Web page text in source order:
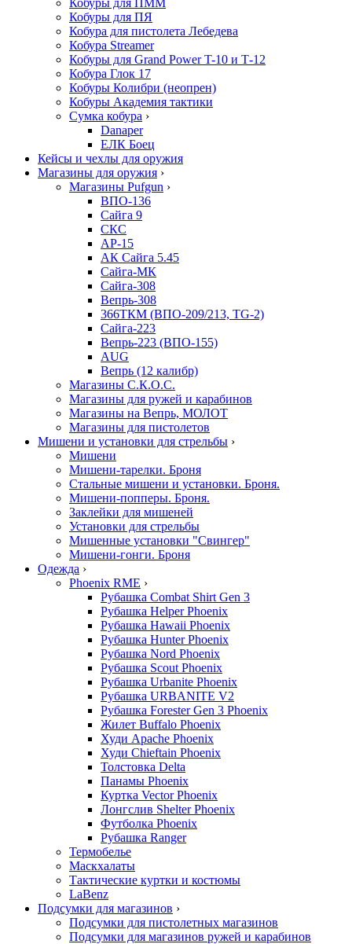
Кобуры для ПММ
Кобуры для ПЯ
Кобура для пистолета Лебедева
Кобура Streamer
Кобуры для Grand Power T-10 и Т-12
Кобура Глок 17
Кобуры Колибри (неопрен)
Кобуры Академия тактики
Сумка кобура ›
Danaper
ЕЛК Боец
Кейсы и чехлы для оружия
Магазины для оружия ›
Магазины Pufgun ›
ВПО-136
Сайга 9
СКС
АР-15
АК Сайга 5.45
Сайга-МК
Сайга-308
Вепрь-308
366ТКМ (ВПО-209/213, TG-2)
Сайга-223
Вепрь-223 (ВПО-155)
AUG
Вепрь (12 калибр)
Магазины С.К.О.С.
Магазины для ружей и карабинов
Магазины на Вепрь, МОЛОТ
Магазины для пистолетов
Мишени и установки для стрельбы ›
Мишени
Мишени-тарелки. Броня
Стальные мишени и установки. Броня.
Мишени-попперы. Броня.
Заклейки для мишеней
Установки для стрельбы
Мишенные установки "Свингер"
Мишени-гонги. Броня
Одежда ›
Phoenix RME ›
Рубашка Combat Shirt Gen 3
Рубашка Helper Phoenix
Рубашка Hawaii Phoenix
Рубашка Hunter Phoenix
Рубашка Nord Phoenix
Рубашка Scout Phoenix
Рубашка Urbanite Phoenix
Рубашка URBANITE V2
Рубашка Forester Gen 3 Phoenix
Жилет Buffalo Phoenix
Худи Apache Phoenix
Худи Chieftain Phoenix
Толстовка Delta
Панамы Phoenix
Куртка Vector Phoenix
Лонгслив Shelter Phoenix
Футболка Phoenix
Рубашка Ranger
Термобелье
Маскхалаты
Тактические куртки и костюмы
LaBenz
Подсумки для магазинов ›
Подсумки для пистолетных магазинов
Подсумки для магазинов ружей и карабинов